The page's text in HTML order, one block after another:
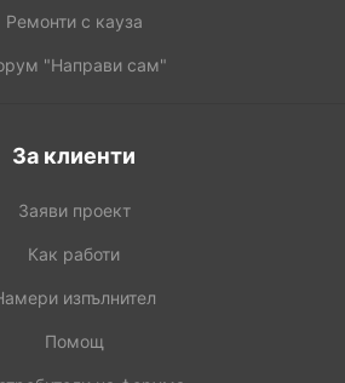
Ремонти с кауза
"Направи сам"
За клиенти
Заяви проект
Как работи
изпълнител
Помощ